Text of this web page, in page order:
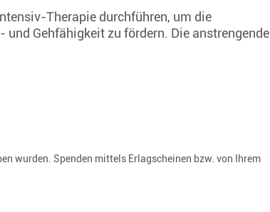
Therapie durchführen, um die
Gehfähigkeit zu fördern. Die anstrengende
wurden. Spenden mittels Erlagscheinen bzw. von Ihrem